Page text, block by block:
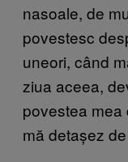
nasoale, de
povestesc
uneori, când
ziua aceea,
povestea mea
mă detașez